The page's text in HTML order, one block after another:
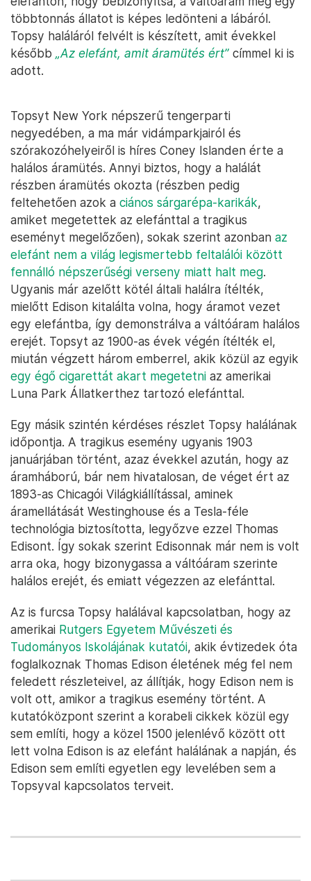
többtonnás állatot is képes ledönteni a lábáról.
Topsy haláláról felvélt is készített, amit évekkel
később „Az elefánt, amit áramütés ért” címmel ki is
adott.
Topsyt New York népszerű tengerparti
negyedében, a ma már vidámparkjairól és
szórakozóhelyeiről is híres Coney Islanden érte a
halálos áramütés. Annyi biztos, hogy a halálát
részben áramütés okozta (részben pedig
feltehetően azok a ciános sárgarépa-karikák,
amiket megetettek az elefánttal a tragikus
eseményt megelőzően), sokak szerint azonban az
elefánt nem a világ legismertebb feltalálói között
fennálló népszerűségi verseny miatt halt meg.
Ugyanis már azelőtt kötél általi halálra ítélték,
mielőtt Edison kitalálta volna, hogy áramot vezet
egy elefántba, így demonstrálva a váltóáram halálos
erejét. Topsyt az 1900-as évek végén ítélték el,
miután végzett három emberrel, akik közül az egyik
egy égő cigarettát akart megetetni az amerikai
Luna Park Állatkerthez tartozó elefánttal.
Egy másik szintén kérdéses részlet Topsy halálának
időpontja. A tragikus esemény ugyanis 1903
januárjában történt, azaz évekkel azután, hogy az
áramháború, bár nem hivatalosan, de véget ért az
1893-as Chicagói Világkiállítással, aminek
áramellátását Westinghouse és a Tesla-féle
technológia biztosította, legyőzve ezzel Thomas
Edisont. Így sokak szerint Edisonnak már nem is volt
arra oka, hogy bizonygassa a váltóáram szerinte
halálos erejét, és emiatt végezzen az elefánttal.
Az is furcsa Topsy halálával kapcsolatban, hogy az
amerikai Rutgers Egyetem Művészeti és
Tudományos Iskolájának kutatói, akik évtizedek óta
foglalkoznak Thomas Edison életének még fel nem
feledett részleteivel, az állítják, hogy Edison nem is
volt ott, amikor a tragikus esemény történt. A
kutatóközpont szerint a korabeli cikkek közül egy
sem említi, hogy a közel 1500 jelenlévő között ott
lett volna Edison is az elefánt halálának a napján, és
Edison sem említi egyetlen egy levelében sem a
Topsyval kapcsolatos terveit.